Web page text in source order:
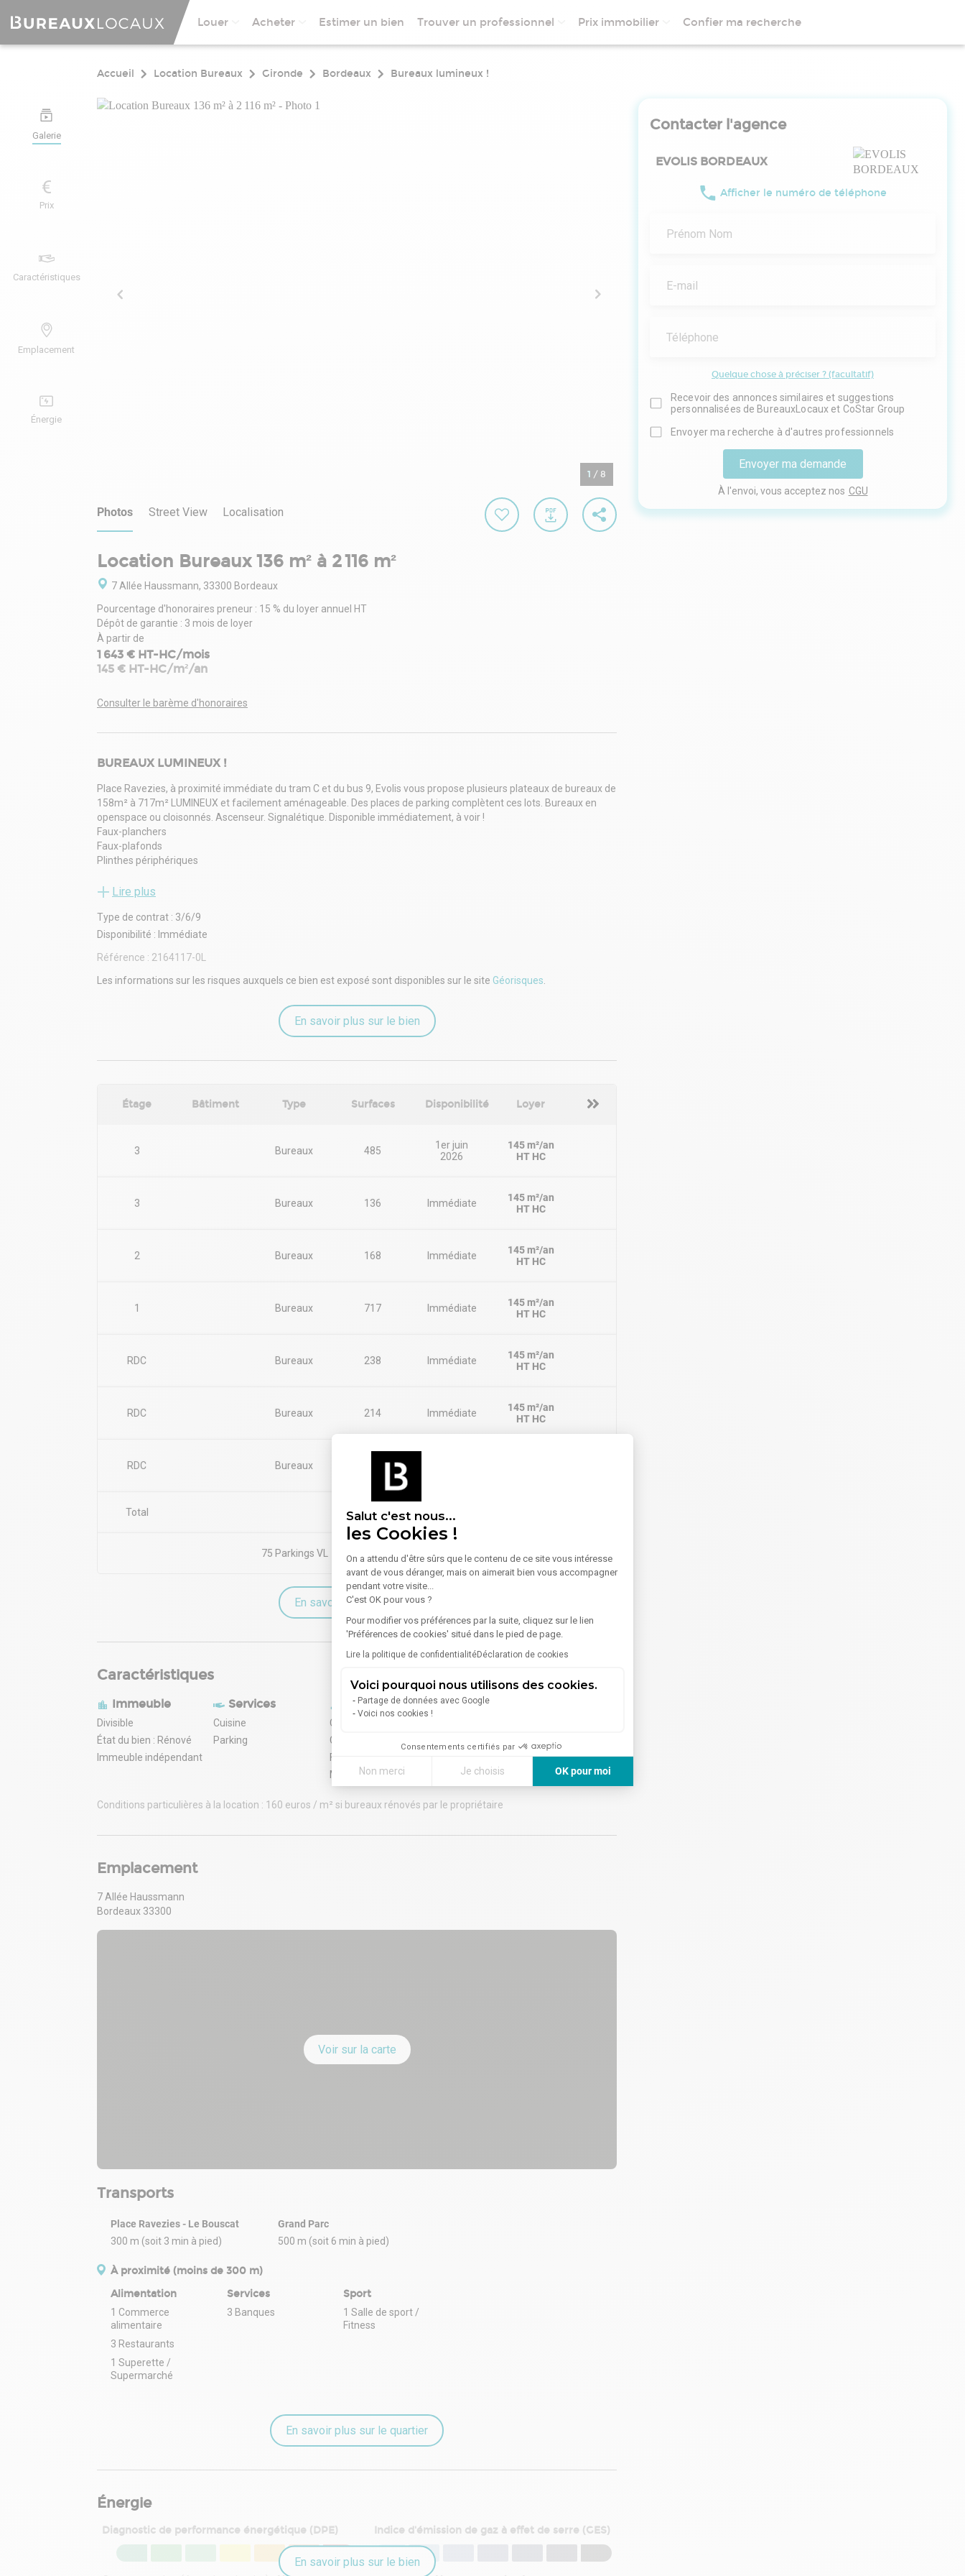
Salut c'est nous...
les Cookies !
On a attendu d'être sûrs que le contenu de ce site vous intéresse
avant de vous déranger, mais on aimerait bien vous accompagner
pendant votre visite...
C'est OK pour vous ?
Pour modifier vos préférences par la suite, cliquez sur le lien
'Préférences de cookies' situé dans le pied de page.
Lire la politique de confidentialitéDéclaration de cookies
Voici pourquoi nous utilisons des cookies.
Partage de données avec Google
Voici nos cookies !
Consentements certifiés par
Non merci Je choisis OK pour moi
Louer Acheter Estimer un bien Trouver un professionnel Prix immobilier Confier ma recherche
Galerie
Prix
Caractéristiques
Emplacement
Énergie
Accueil Location Bureaux Gironde Bordeaux Bureaux lumineux !
1 / 8
Photos Street View Localisation
Location Bureaux 136 m² à 2 116 m²
7 Allée Haussmann, 33300 Bordeaux
Pourcentage d'honoraires preneur : 15 % du loyer annuel HT
Dépôt de garantie : 3 mois de loyer
À partir de
1 643 € HT-HC/mois
145 € HT-HC/m²/an
Consulter le barème d'honoraires
BUREAUX LUMINEUX !
Place Ravezies, à proximité immédiate du tram C et du bus 9, Evolis vous propose plusieurs plateaux de bureaux de
158m² à 717m² LUMINEUX et facilement aménageable. Des places de parking complètent ces lots. Bureaux en
openspace ou cloisonnés. Ascenseur. Signalétique. Disponible immédiatement, à voir !
Faux-planchers
Faux-plafonds
Plinthes périphériques
Cloisons amovibles
Baies vitrées
Câblage informatique
Ascenseur
Sanitaires privatifs
. Climatisation réversible
Immeuble indépendant
Tram Place Ravezies - Le Bouscat (C, E)
Bus Place Ravezies (Ligne 7, Ligne 9, Ligne 32), Galerie Tatry (Ligne 45, Ligne 46)
Parking Parc-Relais Ravezies Le Bouscat - Tbm Keolis (Parking)
Lire plus
Type de contrat : 3/6/9
Disponibilité : Immédiate
Référence : 2164117-0L
Les informations sur les risques auxquels ce bien est exposé sont disponibles sur le site Géorisques
En savoir plus sur le bien
Étage Bâtiment Type Surfaces Disponibilité Loyer
3 Bureaux 485
1er juin
2026
145 m²/an
HT HC
3 Bureaux 136 Immédiate
145 m²/an
HT HC
2 Bureaux 168 Immédiate
145 m²/an
HT HC
1 Bureaux 717 Immédiate
145 m²/an
HT HC
RDC Bureaux 238 Immédiate
145 m²/an
HT HC
RDC Bureaux 214 Immédiate
145 m²/an
HT HC
RDC Bureaux
Total 2 116 m²
75 Parkings VL
En savoir plus sur le bien
Caractéristiques
Immeuble
Divisible
État du bien : Rénové
Immeuble indépendant
Services
Cuisine
Parking
Equipements
Climatisation
Cloisons amovibles
Faux plafond
Meublé
Internet
Conditions particulières à la location : 160 euros / m² si bureaux rénovés par le propriétaire
Emplacement
7 Allée Haussmann
Bordeaux 33300
Voir sur la carte
Transports
Place Ravezies - Le Bouscat
300 m (soit 3 min à pied)
Grand Parc
500 m (soit 6 min à pied)
À proximité (moins de 300 m)
Alimentation
1 Commerce
alimentaire
3 Restaurants
1 Superette /
Supermarché
Services
3 Banques
Sport
1 Salle de sport /
Fitness
En savoir plus sur le quartier
Énergie
Diagnostic de performance énergétique (DPE) Indice d'émission de gaz à effet de serre (GES)
En savoir plus sur le bien
Contacter l'agence
EVOLIS BORDEAUX
Afficher le numéro de téléphone
Prénom Nom
E-mail
Téléphone
Quelque chose à préciser ? (facultatif)
Recevoir des annonces similaires et suggestions
personnalisées de BureauxLocaux et CoStar Group
Envoyer ma recherche à d'autres professionnels
Envoyer ma demande
À l'envoi, vous acceptez nos CGU